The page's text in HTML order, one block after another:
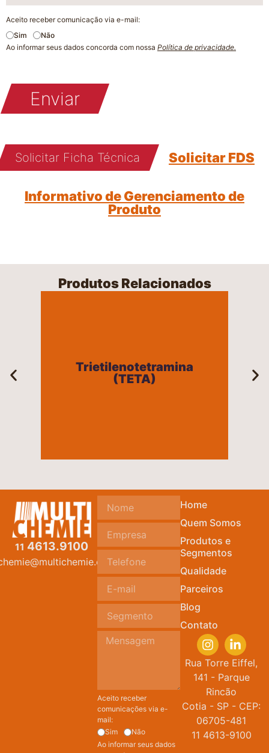
Aceito receber comunicação via e-mail:
Sim
Não
Ao informar seus dados concorda com nossa Política de privacidade.
Enviar
Solicitar Ficha Técnica Solicitar FDS
Informativo de Gerenciamento de
Produto
Produtos Relacionados
Trietilenotetramina
(TETA)
(TETA)
+
Home
Quem Somos
Produtos e
Segmentos
Qualidade
Parceiros
Blog
Contato
Rua Torre Eiffel,
141 - Parque
Rincão
Cotia - SP - CEP:
06705-481
11 4613-9100
11 4613.9100
Aceito receber
comunicações via e-
mail:
Sim
Não
Ao informar seus dados